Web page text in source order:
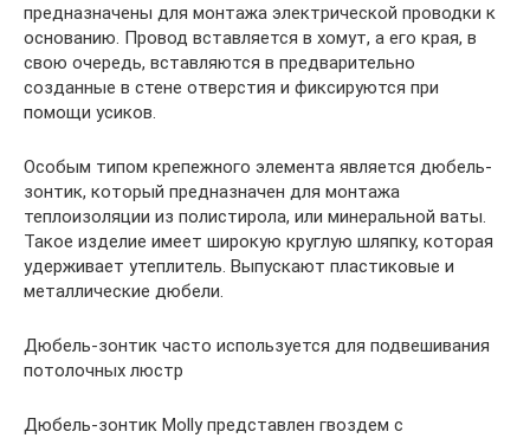
предназначены для монтажа электрической проводки к
основанию. Провод вставляется в хомут, а его края, в
свою очередь, вставляются в предварительно
созданные в стене отверстия и фиксируются при
помощи усиков.
Особым типом крепежного элемента является дюбель-
зонтик, который предназначен для монтажа
теплоизоляции из полистирола, или минеральной ваты.
Такое изделие имеет широкую круглую шляпку, которая
удерживает утеплитель. Выпускают пластиковые и
металлические дюбели.
Дюбель-зонтик часто используется для подвешивания
потолочных люстр
Дюбель-зонтик Molly представлен гвоздем с